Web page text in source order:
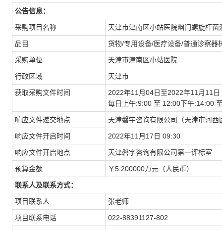
公告信息：
采购项目名称 天津市津南区小站医院幽门螺旋杆菌
品目 货物/专用设备/医疗设备/普通诊察器
采购单位 天津市津南区小站医院
行政区域 天津市
获取采购文件时间
2022年11月04日至2022年11月11日
每日上午:9:00 至 12:00下午:14:00
响应文件递交地点 天津磐宇咨询有限公司（天津市河
响应文件开启时间 2022年11月17日 09:30
响应文件开启地点 天津磐宇咨询有限公司第一评标室
预算金额 ￥5.200000万元（人民币）
联系人及联系方式：
项目联系人 张老师
项目联系电话 022-88391127-802